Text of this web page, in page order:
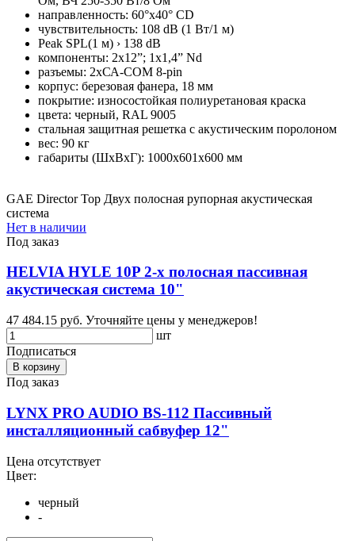
направленность: 60°х40° CD
чувствительность: 108 dB (1 Вт/1 м)
Peak SPL(1 м) › 138 dB
компоненты: 2х12”; 1х1,4” Nd
разъемы: 2хСА-СОМ 8-pin
корпус: березовая фанера, 18 мм
покрытие: износостойкая полиуретановая краска
цвета: черный, RAL 9005
стальная защитная решетка с акустическим поролоном
вес: 90 кг
габариты (ШхВхГ): 1000х601х600 мм
GAE Director Top Двух полосная рупорная акустическая
система
Нет в наличии
Под заказ
HELVIA HYLE 10P 2-х полосная пассивная
акустическая система 10"
47 484.15 руб. Уточняйте цены у менеджеров!
шт
Подписаться
В корзину
Под заказ
LYNX PRO AUDIO BS-112 Пассивный
инсталляционный сабвуфер 12"
Цена отсутствует
Цвет:
черный
-